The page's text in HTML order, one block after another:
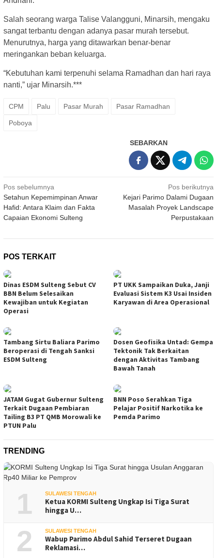
Salah seorang warga Talise Valangguni, Minarsih, mengaku
sangat terbantu dengan adanya pasar murah tersebut.
Menurutnya, harga yang ditawarkan benar-benar
meringankan beban keluarga.
“Kebutuhan kami terpenuhi selama Ramadhan dan hari raya
nanti,” ujar Minarsih.***
CPM Palu Pasar Murah Pasar Ramadhan
Poboya
SEBARKAN
Navigasi
pos
Pos sebelumnya
Setahun Kepemimpinan Anwar
Hafid: Antara Klaim dan Fakta
Capaian Ekonomi Sulteng
Pos berikutnya
Kejari Parimo Dalami Dugaan
Masalah Proyek Landscape
Perpustakaan
POS TERKAIT
Dinas ESDM Sulteng Sebut CV
BBN Belum Selesaikan
Kewajiban untuk Kegiatan
Operasi
PT UKK Sampaikan Duka, Janji
Evaluasi Sistem K3 Usai Insiden
Karyawan di Area Operasional
Tambang Sirtu Baliara Parimo
Beroperasi di Tengah Sanksi
ESDM Sulteng
Dosen Geofisika Untad: Gempa
Tektonik Tak Berkaitan
dengan Aktivitas Tambang
Bawah Tanah
JATAM Gugat Gubernur Sulteng
Terkait Dugaan Pembiaran
Tailing B3 PT QMB Morowali ke
PTUN Palu
BNN Poso Serahkan Tiga
Pelajar Positif Narkotika ke
Pemda Parimo
TRENDING
1 SULAWESI TENGAH
Ketua KORMI Sulteng Ungkap Isi Tiga Surat
hingga U…
2 SULAWESI TENGAH
Wabup Parimo Abdul Sahid Terseret Dugaan
Reklamasi…